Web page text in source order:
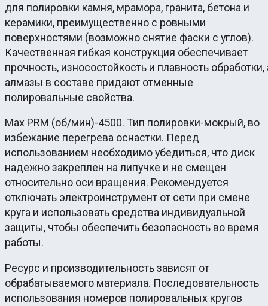
для полировки камня, мрамора, гранита, бетона и
керамики, преимущественно с ровными
поверхностями (возможно снятие фаски с углов).
Качественная гибкая конструкция обеспечивает
прочность, износостойкость и плавность обработки,
алмазы в составе придают отменные
полировальные свойства.
Maх PRM (об/мин)-4500. Тип полировки-мокрый, во
избежание перегрева оснастки. Перед
использованием необходимо убедиться, что диск
надежно закреплен на липучке и не смещен
относительно оси вращения. Рекомендуется
отключать электроинструмент от сети при смене
круга и использовать средства индивидуальной
защиты, чтобы обеспечить безопасность во время
работы.
Ресурс и производительность зависят от
обрабатываемого материала. Последовательность
использования номеров полировальных кругов